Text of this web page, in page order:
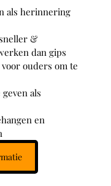
als herinnering
&
dan gips
ouders om te
als
en